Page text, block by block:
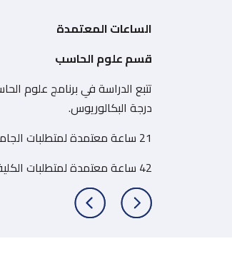
الساعات المعتمدة
قسم علوم الحاسب
تتبع الدراسة في برنامج علوم
درجة البكالوريوس.
21 ساعة معتمدة لمتطلبات الجامعة
42 ساعة معتمدة لمتطلبات الكلية
77 ساعة معتمدة لمتطلبات القسم (65 إجبارية + 12 اختيارية)